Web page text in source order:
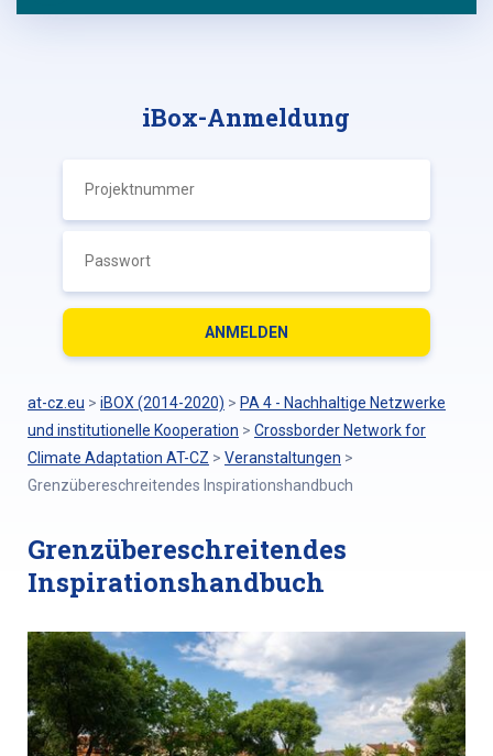
iBox-Anmeldung
at-cz.eu > iBOX (2014-2020) > PA 4 - Nachhaltige Netzwerke
und institutionelle Kooperation > Crossborder Network for
Climate Adaptation AT-CZ > Veranstaltungen >
Grenzübereschreitendes Inspirationshandbuch
Grenzübereschreitendes
Inspirationshandbuch